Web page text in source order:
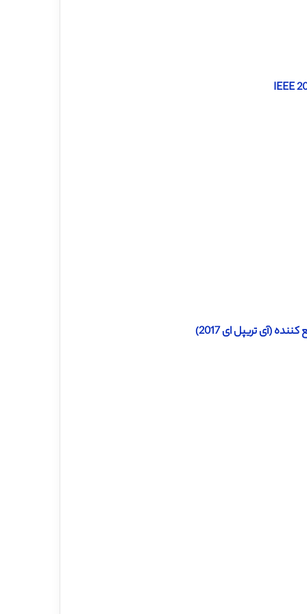
(آی تریپل ای 2017)